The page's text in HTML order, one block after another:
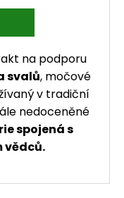
na podporu
svalů, močové
v tradiční
nedoceněné
spojená s
vědců.